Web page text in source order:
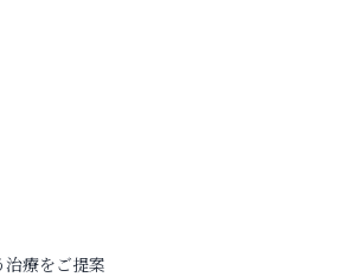
療をご提案